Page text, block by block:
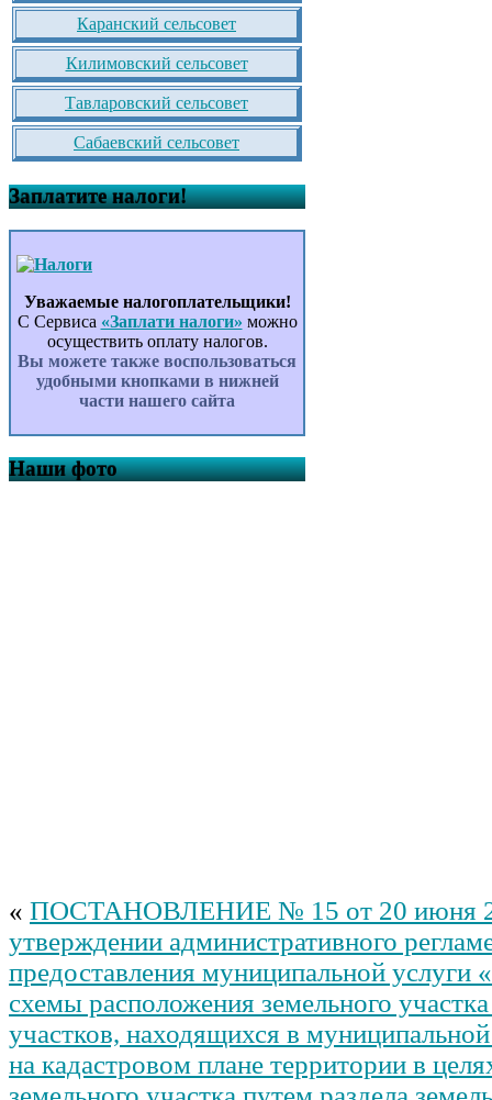
Каранский сельсовет
Килимовский сельсовет
Тавларовский сельсовет
Сабаевский сельсовет
Заплатите налоги!
Уважаемые налогоплательщики!
С Сервиса «Заплати налоги» можно
осуществить оплату налогов.
Вы можете также воспользоваться
удобными кнопками в нижней
части нашего сайта
Наши фото
« ПОСТАНОВЛЕНИЕ № 15 от 20 июня
утверждении административного
предоставления муниципальной услуги
схемы расположения земельного
участков, находящихся в
на кадастровом плане территории в